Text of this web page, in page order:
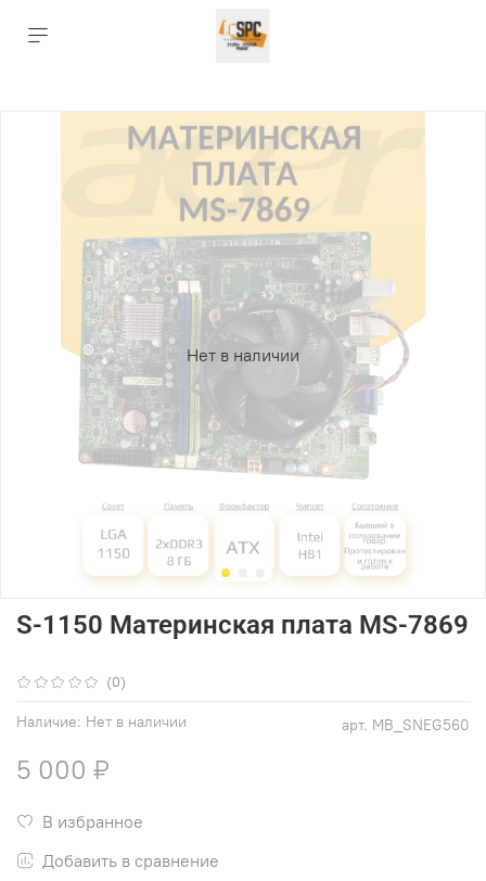
Нет в наличии
(0)
арт. MB_SNEG560
Наличие: Нет в наличии
S-1150 Материнская плата MS-7869
5 000 ₽
В избранное
Добавить в сравнение